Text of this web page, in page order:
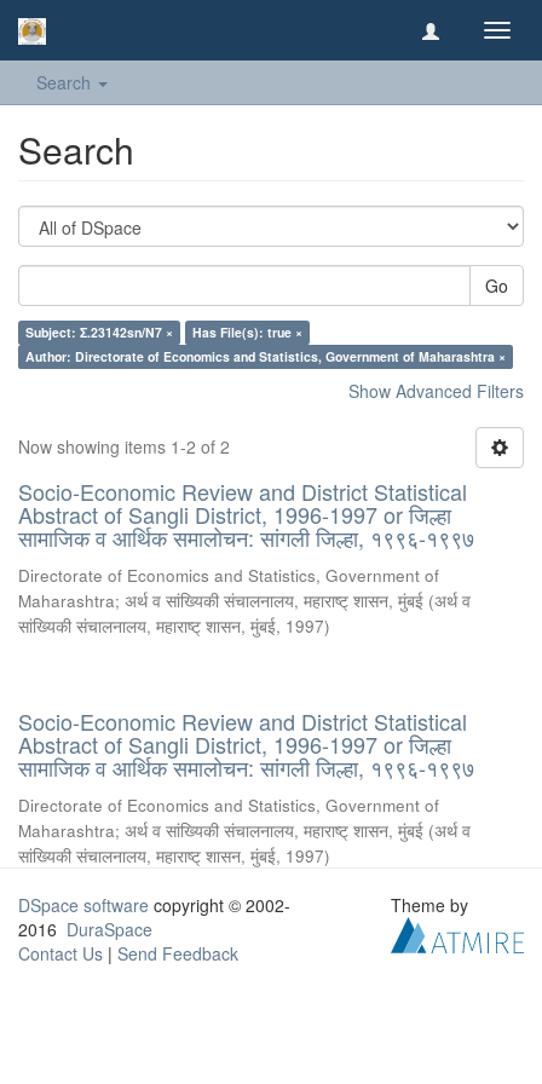
Search
Search
Go
Subject: Σ.23142sn/N7 ×
Has File(s): true ×
Author: Directorate of Economics and Statistics, Government of Maharashtra ×
Show Advanced Filters
Now showing items 1-2 of 2
Socio-Economic Review and District Statistical
Abstract of Sangli District, 1996-1997 or जिल्हा
सामाजिक व आर्थिक समालोचन: सांगली जिल्हा, १९९६-१९९७
Directorate of Economics and Statistics, Government of
Maharashtra; अर्थ व सांख्यिकी संचालनालय, महाराष्ट् शासन, मुंबई (अर्थ व
सांख्यिकी संचालनालय, महाराष्ट् शासन, मुंबई, 1997)
Socio-Economic Review and District Statistical
Abstract of Sangli District, 1996-1997 or जिल्हा
सामाजिक व आर्थिक समालोचन: सांगली जिल्हा, १९९६-१९९७
Directorate of Economics and Statistics, Government of
Maharashtra; अर्थ व सांख्यिकी संचालनालय, महाराष्ट् शासन, मुंबई (अर्थ व
सांख्यिकी संचालनालय, महाराष्ट् शासन, मुंबई, 1997)
DSpace software copyright © 2002-
2016 DuraSpace
Contact Us | Send Feedback
Theme by